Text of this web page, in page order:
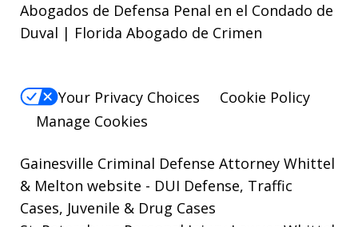
Abogados de Defensa Penal en el Condado de
Duval | Florida Abogado de Crimen
Your Privacy Choices
Cookie Policy
Manage Cookies
Gainesville Criminal Defense Attorney Whittel
& Melton website - DUI Defense, Traffic
Cases, Juvenile & Drug Cases